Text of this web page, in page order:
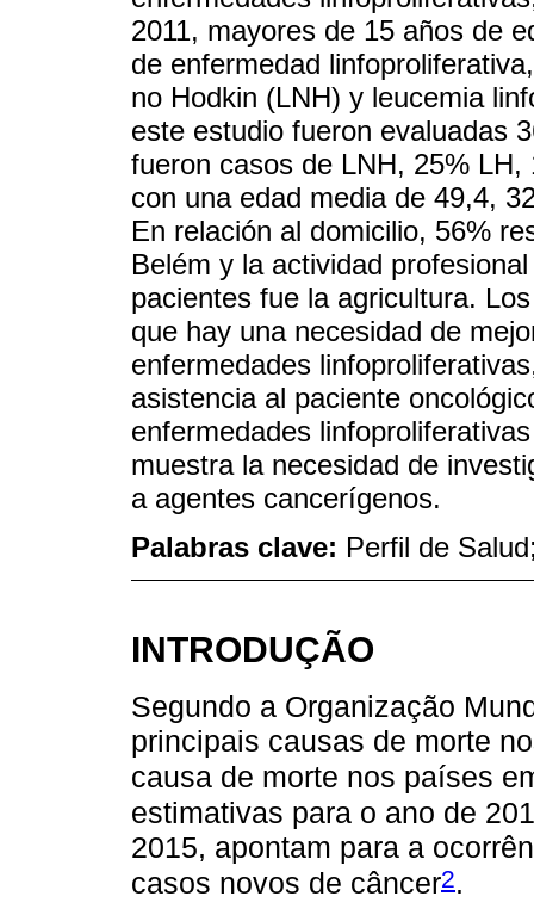
2011, mayores de 15 años de
de enfermedad
no Hodkin (LNH) y leucemia
este estudio fueron evaluadas
fueron casos de LNH, 25%
con una edad media de 49,4,
En relación al domicilio, 56%
Belém y la actividad
pacientes fue la agricultura.
que hay una necesidad de
enfermedades
asistencia al paciente
enfermedades
muestra la necesidad de
a agentes cancerígenos.
Palabras clave: Perfil de
INTRODUÇÃO
Segundo a Organização
principais causas de morte
causa de morte nos países
estimativas para o ano de
2015, apontam para a
casos novos de câncer2.